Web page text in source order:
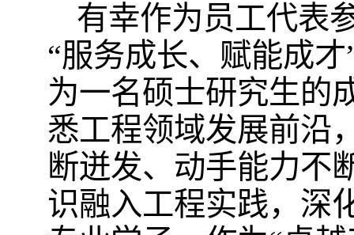
有幸作为员工代表
“服务成长、赋能成
为一名硕士研究生的
悉工程领域发展前沿
断迸发、动手能力不
识融入工程实践，深